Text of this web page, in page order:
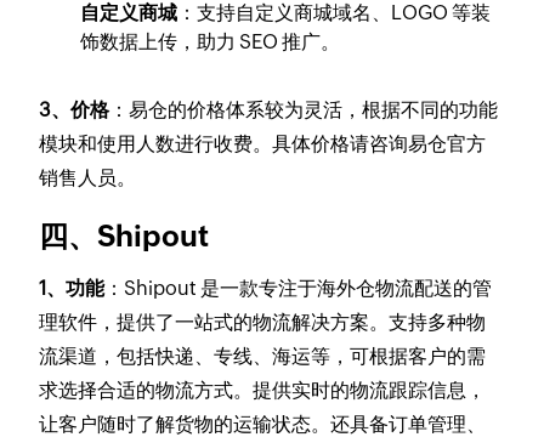
自定义商城 ：支持自定义商城域名、LOGO 等装
饰数据上传，助力 SEO 推广。
3、价格：易仓的价格体系较为灵活，根据不同的功能
模块和使用人数进行收费。具体价格请咨询易仓官方
销售人员。
四、Shipout
1、功能：Shipout 是一款专注于海外仓物流配送的管
理软件，提供了一站式的物流解决方案。支持多种物
流渠道，包括快递、专线、海运等，可根据客户的需
求选择合适的物流方式。提供实时的物流跟踪信息，
让客户随时了解货物的运输状态。还具备订单管理、